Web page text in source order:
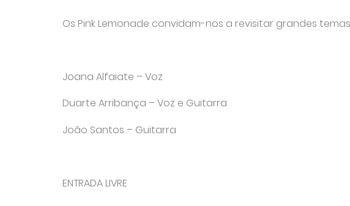
Os Pink Lemonade convidam-nos a revisitar grandes
Joana Alfaiate – Voz
Duarte Arribança – Voz e Guitarra
João Santos – Guitarra
ENTRADA LIVRE